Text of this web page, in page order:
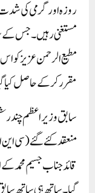
روزہ اور گرمی کی
مستغنی رہیں۔ جس
مطیع الرحمن عزیز کو
مقرر کرکے حاصل کیا
منعقد کئے گئے (سی این
قائد جناب جسیم محمد